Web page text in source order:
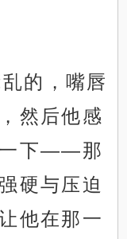
的，嘴唇
然后他感
一下——那
硬与压迫
他在那一